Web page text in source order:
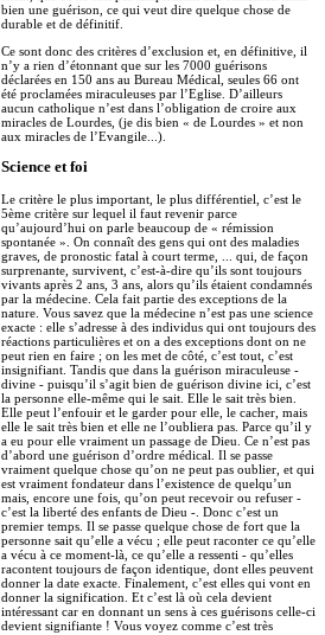
bien une guérison, ce qui veut dire quelque chose de
durable et de définitif.
Ce sont donc des critères d’exclusion et, en définitive, il
n’y a rien d’étonnant que sur les 7000 guérisons
déclarées en 150 ans au Bureau Médical, seules 66 ont
été proclamées miraculeuses par l’Eglise. D’ailleurs
aucun catholique n’est dans l’obligation de croire aux
miracles de Lourdes, (je dis bien « de Lourdes » et non
aux miracles de l’Evangile...).
Science et foi
Le critère le plus important, le plus différentiel, c’est le
5ème critère sur lequel il faut revenir parce
qu’aujourd’hui on parle beaucoup de « rémission
spontanée ». On connaît des gens qui ont des maladies
graves, de pronostic fatal à court terme, ... qui, de façon
surprenante, survivent, c’est-à-dire qu’ils sont toujours
vivants après 2 ans, 3 ans, alors qu’ils étaient condamnés
par la médecine. Cela fait partie des exceptions de la
nature. Vous savez que la médecine n’est pas une science
exacte : elle s’adresse à des individus qui ont toujours des
réactions particulières et on a des exceptions dont on ne
peut rien en faire ; on les met de côté, c’est tout, c’est
insignifiant. Tandis que dans la guérison miraculeuse -
divine - puisqu’il s’agit bien de guérison divine ici, c’est
la personne elle-même qui le sait. Elle le sait très bien.
Elle peut l’enfouir et le garder pour elle, le cacher, mais
elle le sait très bien et elle ne l’oubliera pas. Parce qu’il y
a eu pour elle vraiment un passage de Dieu. Ce n’est pas
d’abord une guérison d’ordre médical. Il se passe
vraiment quelque chose qu’on ne peut pas oublier, et qui
est vraiment fondateur dans l’existence de quelqu’un
mais, encore une fois, qu’on peut recevoir ou refuser -
c’est la liberté des enfants de Dieu -. Donc c’est un
premier temps. Il se passe quelque chose de fort que la
personne sait qu’elle a vécu ; elle peut raconter ce qu’elle
a vécu à ce moment-là, ce qu’elle a ressenti - qu’elles
racontent toujours de façon identique, dont elles peuvent
donner la date exacte. Finalement, c’est elles qui vont en
donner la signification. Et c’est là où cela devient
intéressant car en donnant un sens à ces guérisons celle-ci
devient signifiante ! Vous voyez comme c’est très